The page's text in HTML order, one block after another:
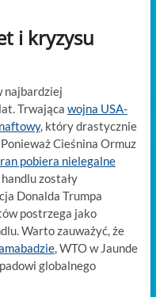
i kryzysu
najbardziej
Trwająca wojna USA-
, który drastycznie
Cieśnina Ormuz
pobiera nielegalne
zostały
Donalda Trumpa
postrzega jako
Warto zauważyć, że
, WTO w Jaunde
globalnego